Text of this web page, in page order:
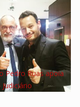
Pedro Ruas apoia